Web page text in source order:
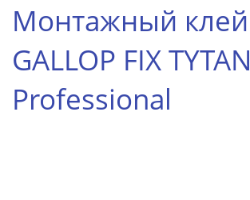
Монтажный клей
GALLOP FIX TYTAN
Professional